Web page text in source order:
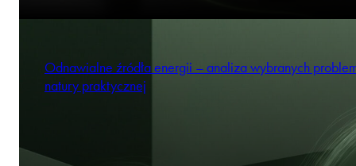
Odnawialne źródła energii – analiza wybranych
natury praktycznej